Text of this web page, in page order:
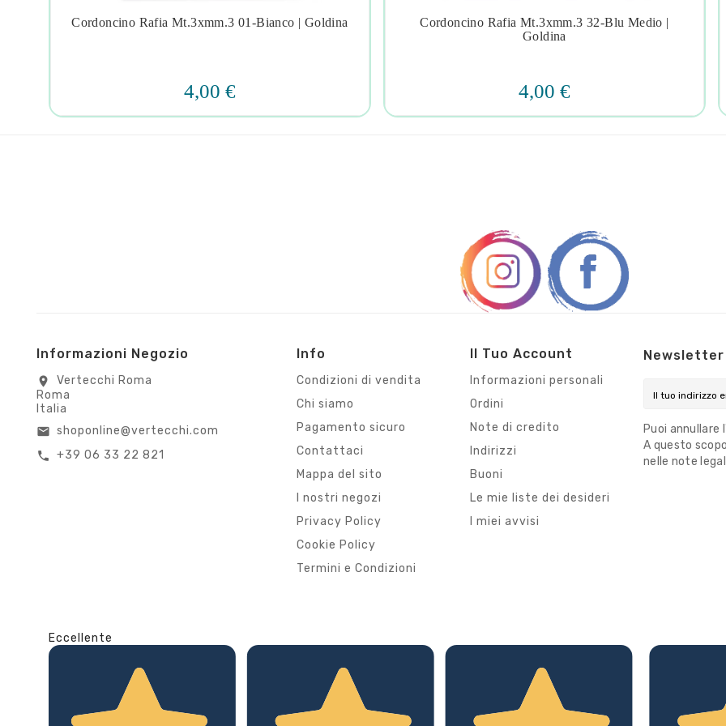
Cordoncino Rafia Mt.3xmm.3 01-Bianco | Goldina
4,00 €
 
Cordoncino Rafia Mt.3xmm.3 32-Blu Medio |
Goldina
4,00 €
Informazioni Negozio
location_on
Vertecchi Roma
Roma
Italia
email shoponline@vertecchi.com
call +39 06 33 22 821
Info
Condizioni di vendita
Chi siamo
Pagamento sicuro
Contattaci
Mappa del sito
I nostri negozi
Privacy Policy
Cookie Policy
Termini e Condizioni
Il Tuo Account
Informazioni personali
Ordini
Note di credito
Indirizzi
Buoni
Le mie liste dei desideri
I miei avvisi
Newsletter
Puoi
A questo
nelle note
Eccellente